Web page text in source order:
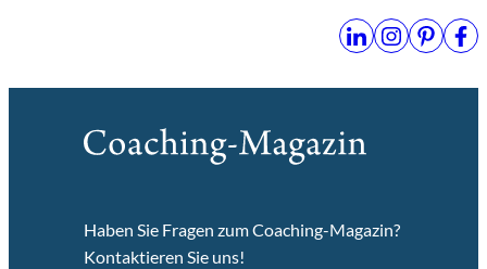
Haben Sie Fragen zum Coaching-Magazin?
Kontaktieren Sie uns!